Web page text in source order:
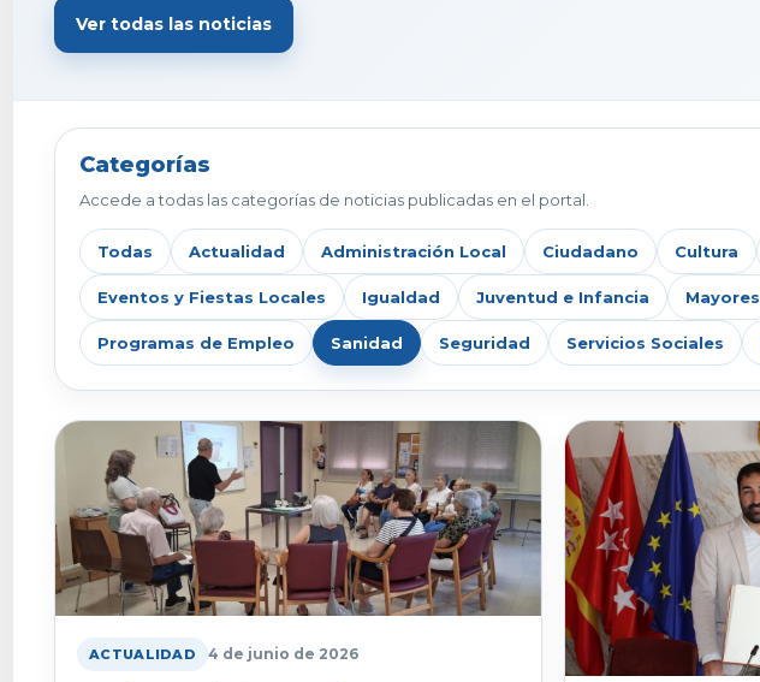
Ver todas las noticias
Categorías
Accede a todas las categorías de noticias publicadas en el portal.
Todas Actualidad Administración Local Ciudadano Cultura
Eventos y Fiestas Locales Igualdad Juventud e Infancia Mayores
Programas de Empleo Sanidad Seguridad Servicios Sociales
ACTUALIDAD 4 de junio de 2026